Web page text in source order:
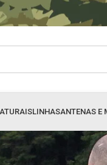
LINHASANTENAS E